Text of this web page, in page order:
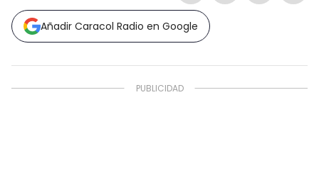
Añadir Caracol Radio en Google